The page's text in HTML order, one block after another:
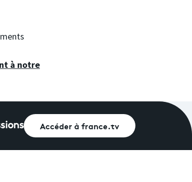
à notre
Accéder à france.tv